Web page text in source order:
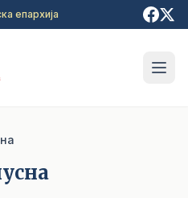
епархија